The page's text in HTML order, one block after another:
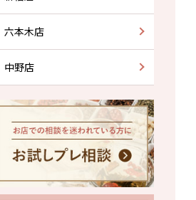
六本木店
中野店